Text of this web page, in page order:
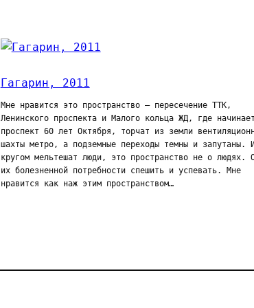
Гагарин, 2011
Мне нравится это пространство — пересечение ТТК,
Ленинского проспекта и Малого кольца ЖД, где
проспект 60 лет Октября, торчат из земли
шахты метро, а подземные переходы темны и запутаны.
кругом мельтешат люди, это пространство не о людях.
их болезненной потребности спешить и успевать. Мне
нравится как наж этим пространством…